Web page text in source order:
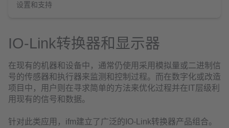
设置和支持
IO-Link转换器和显示器
在现有的机器和设备中，通常仍使用采用模拟量或二进制信
号的传感器和执行器来监测和控制过程。而在数字化或改造
项目中，用户则在寻求简单的方法来优化过程并在IT层级利
用现有的信号和数据。
针对此类应用，ifm建立了广泛的IO-Link转换器产品组合。